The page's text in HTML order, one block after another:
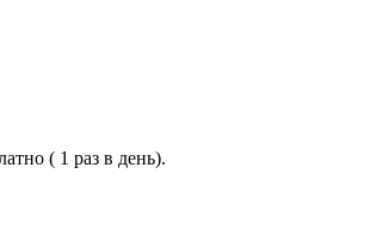
( 1 раз в день).